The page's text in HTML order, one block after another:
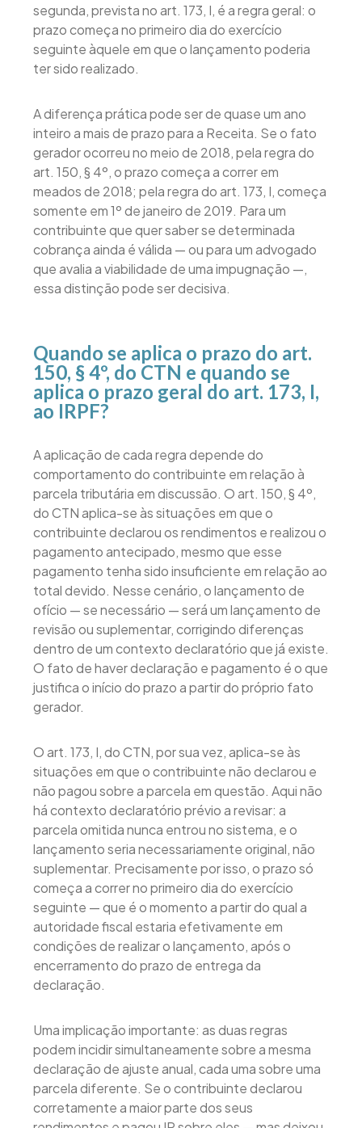
segunda, prevista no art. 173, I, é a regra geral: o
prazo começa no primeiro dia do exercício
seguinte àquele em que o lançamento poderia
ter sido realizado.
A diferença prática pode ser de quase um ano
inteiro a mais de prazo para a Receita. Se o fato
gerador ocorreu no meio de 2018, pela regra do
art. 150, § 4º, o prazo começa a correr em
meados de 2018; pela regra do art. 173, I, começa
somente em 1º de janeiro de 2019. Para um
contribuinte que quer saber se determinada
cobrança ainda é válida — ou para um advogado
que avalia a viabilidade de uma impugnação —,
essa distinção pode ser decisiva.
Quando se aplica o prazo do art.
150, § 4º, do CTN e quando se
aplica o prazo geral do art. 173, I,
ao IRPF?
A aplicação de cada regra depende do
comportamento do contribuinte em relação à
parcela tributária em discussão. O art. 150, § 4º,
do CTN aplica-se às situações em que o
contribuinte declarou os rendimentos e realizou o
pagamento antecipado, mesmo que esse
pagamento tenha sido insuficiente em relação ao
total devido. Nesse cenário, o lançamento de
ofício — se necessário — será um lançamento de
revisão ou suplementar, corrigindo diferenças
dentro de um contexto declaratório que já existe.
O fato de haver declaração e pagamento é o que
justifica o início do prazo a partir do próprio fato
gerador.
O art. 173, I, do CTN, por sua vez, aplica-se às
situações em que o contribuinte não declarou e
não pagou sobre a parcela em questão. Aqui não
há contexto declaratório prévio a revisar: a
parcela omitida nunca entrou no sistema, e o
lançamento seria necessariamente original, não
suplementar. Precisamente por isso, o prazo só
começa a correr no primeiro dia do exercício
seguinte — que é o momento a partir do qual a
autoridade fiscal estaria efetivamente em
condições de realizar o lançamento, após o
encerramento do prazo de entrega da
declaração.
Uma implicação importante: as duas regras
podem incidir simultaneamente sobre a mesma
declaração de ajuste anual, cada uma sobre uma
parcela diferente. Se o contribuinte declarou
corretamente a maior parte dos seus